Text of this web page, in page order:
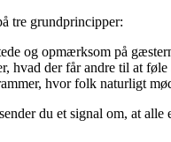
tre grundprincipper:
og opmærksom på
hvad der får andre til at føle
hvor folk naturligt
du et signal om, at